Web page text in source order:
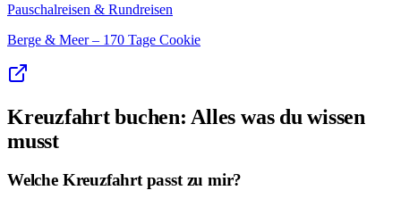
Pauschalreisen & Rundreisen
Berge & Meer – 170 Tage Cookie
Kreuzfahrt buchen: Alles was du wissen
musst
Welche Kreuzfahrt passt zu mir?